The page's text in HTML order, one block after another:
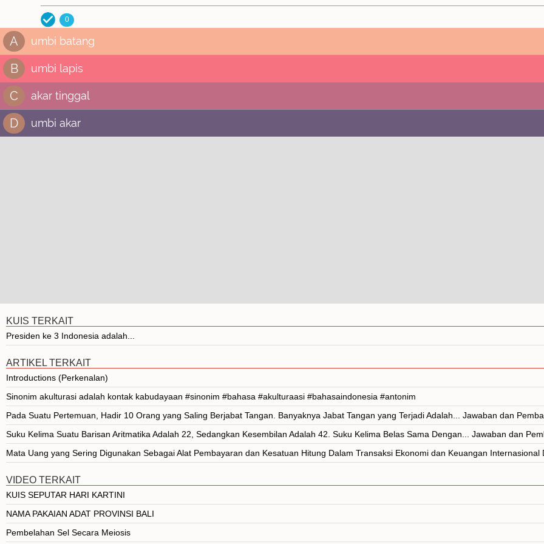
0
A umbi batang
B umbi lapis
C akar tinggal
D umbi akar
KUIS TERKAIT
Presiden ke 3 Indonesia adalah...
ARTIKEL TERKAIT
Introductions (Perkenalan)
Sinonim akulturasi adalah kontak kabudayaan #sinonim #bahasa #akulturaasi #bahasaindonesia #antonim
Pada Suatu Pertemuan, Hadir 10 Orang yang Saling Berjabat Tangan. Banyaknya Jabat Tangan yang Terjadi Adalah... Jawaban dan
Suku Kelima Suatu Barisan Aritmatika Adalah 22, Sedangkan Kesembilan Adalah 42. Suku Kelima Belas Sama Dengan... Jawaban dan
Mata Uang yang Sering Digunakan Sebagai Alat Pembayaran dan Kesatuan Hitung Dalam Transaksi Ekonomi dan Keuangan Internasional
VIDEO TERKAIT
KUIS SEPUTAR HARI KARTINI
NAMA PAKAIAN ADAT PROVINSI BALI
Pembelahan Sel Secara Meiosis